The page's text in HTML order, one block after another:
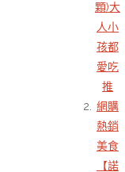
顆)大
人小
孩都
愛吃
推
網購
熱銷
美食
【諾